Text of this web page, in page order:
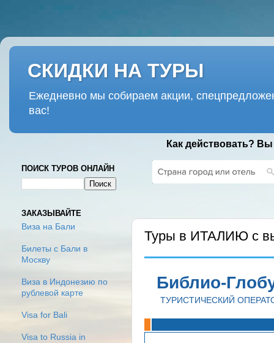
СКИДКИ НА ТУРЫ
Ежедневно мы собираем акции,
вас!
Как действовать?
Туры в ИТАЛИЮ с
Библио-
ТУРИСТИЧЕСКИЙ
ПОИСК ТУРОВ ОНЛАЙН
ЗАКАЗЫВАЙТЕ
Виза на Бали
Билеты с Бали в
Москву
Виза в Индонезию по
рублевой карте
Visa for Bali
Visa to Russia in